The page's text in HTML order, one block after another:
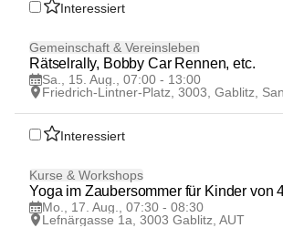
Interessiert
15
AUG
Gemeinschaft & Vereinsleben
Rätselrally, Bobby Car Rennen, etc.
Sa., 15. Aug., 07:00 - 13:00
Interessiert
17
AUG
Kurse & Workshops
Yoga im Zaubersommer für Kinder von
Mo., 17. Aug., 07:30 - 08:30
Lefnärgasse 1a, 3003 Gablitz, AUT